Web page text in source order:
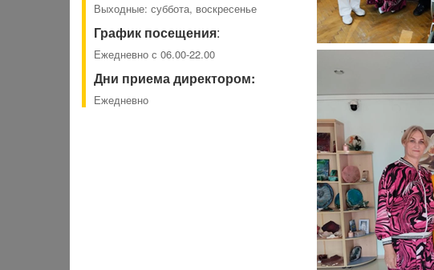
Выходные: суббота, воскресенье
График посещения:
Ежедневно с 06.00-22.00
Дни приема директором:
Ежедневно